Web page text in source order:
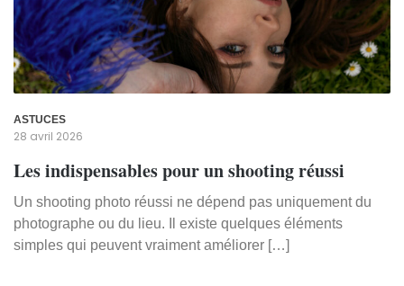
ASTUCES
28 avril 2026
Les indispensables pour un shooting réussi
Un shooting photo réussi ne dépend pas uniquement du
photographe ou du lieu. Il existe quelques éléments
simples qui peuvent vraiment améliorer […]